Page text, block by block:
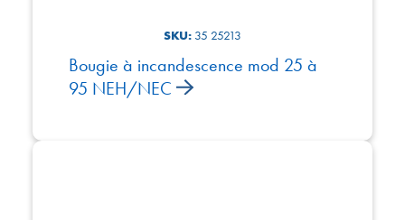
SKU: 35 25213
Bougie à incandescence mod 25 à
95 NEH/NEC